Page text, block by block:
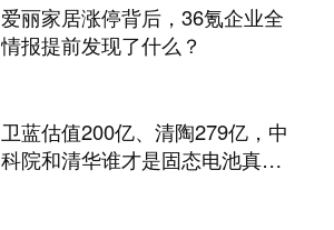
爱丽家居涨停背后，36氪企业全
情报提前发现了什么？
卫蓝估值200亿、清陶279亿，中
科院和清华谁才是固态电池真正